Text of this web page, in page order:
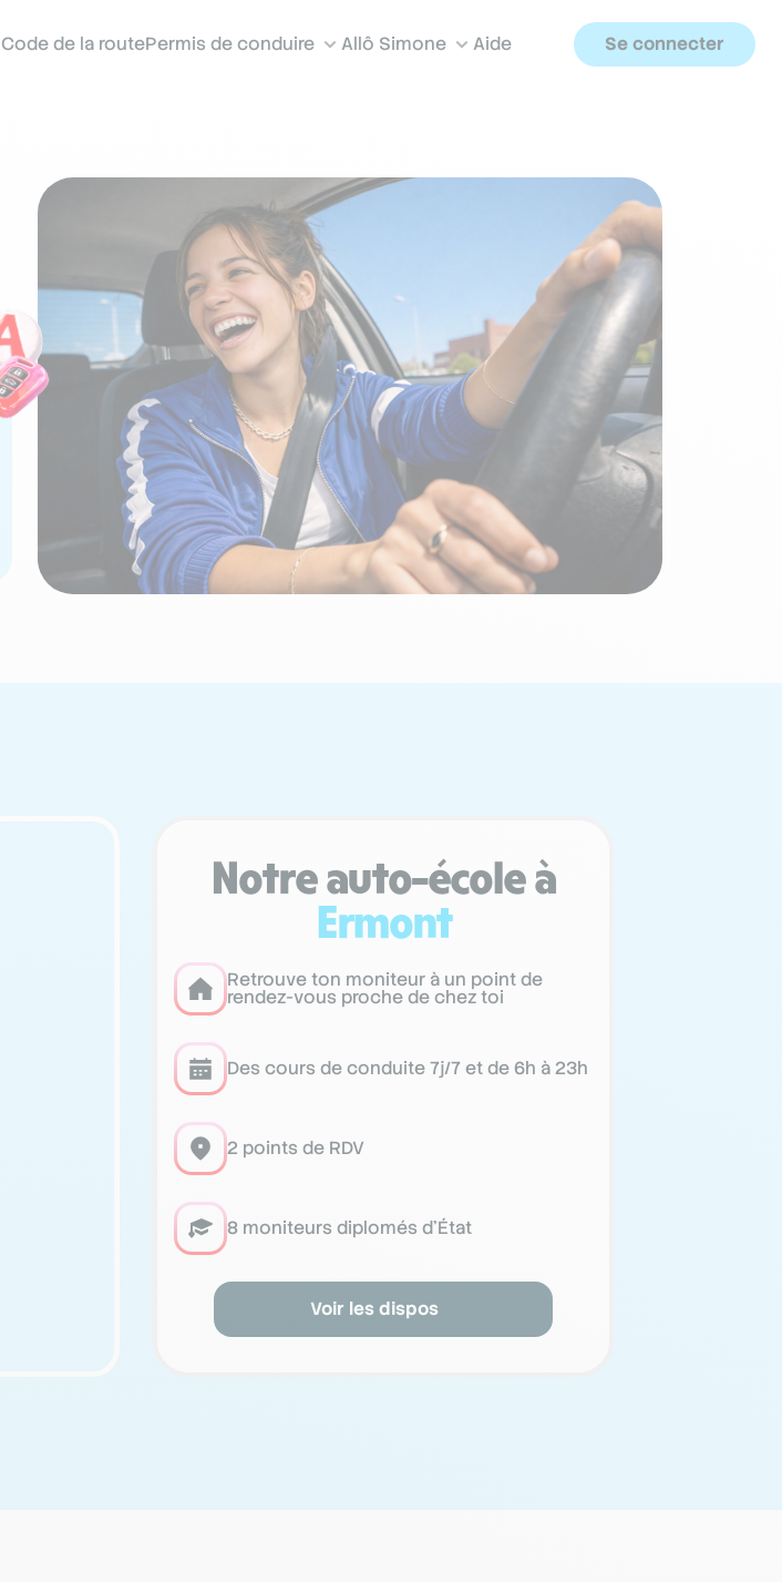
Code de la routePermis de conduire Allô Simone Aide Se connecter
Notre auto-école à
Ermont
Retrouve ton moniteur à un point de
rendez-vous proche de chez toi
Des cours de conduite 7j/7 et de 6h à 23h
2 points de RDV
8 moniteurs diplomés d’État
Voir les dispos